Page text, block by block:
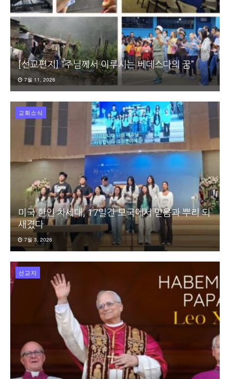
[선교편지] “주님께서 이루시는 베데스다의 꿈”
7월 11, 2026
교회소식
미국 한인 차세대, 17일간 모국에서 믿음과 뿌리 되
새겼다
7월 3, 2026
선교지